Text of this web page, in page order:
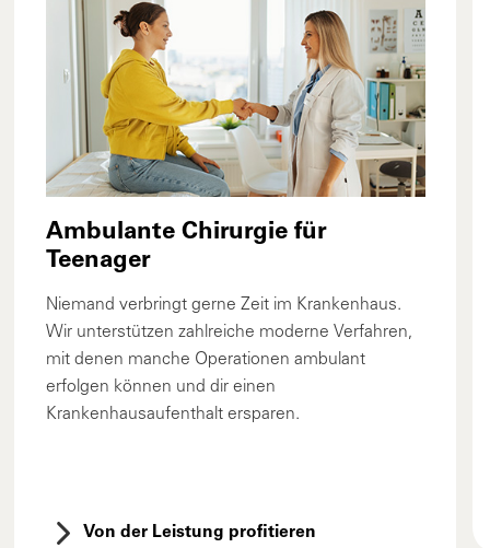
Ambulante Chirurgie für
Teenager
Niemand verbringt gerne Zeit im Krankenhaus.
Wir unterstützen zahlreiche moderne Verfahren,
mit denen manche Operationen ambulant
erfolgen können und dir einen
Krankenhausaufenthalt ersparen.
Von der Leistung profitieren